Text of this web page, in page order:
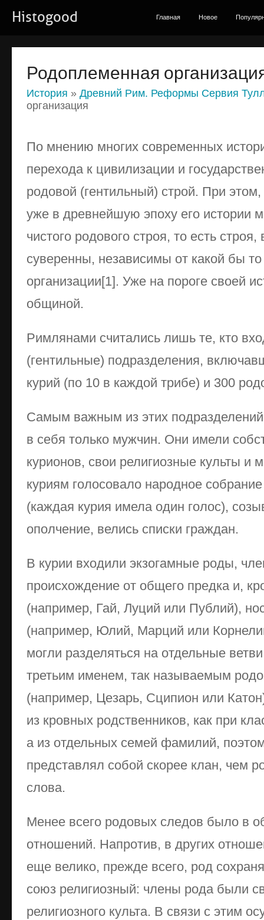
Histogood Главная Новое
Родоплеменная
История » Древний Рим. Реформы Сервия
организация
По мнению многих современных
перехода к цивилизации и
родовой (гентильный) строй. При этом,
уже в древнейшую эпоху его истории
чистого родового строя, то есть
суверенны, независимы от какой бы
организации[1]. Уже на пороге своей
общиной.
Римлянами считались лишь те, кто
(гентильные) подразделения,
курий (по 10 в каждой трибе) и 300
Самым важным из этих
в себя только мужчин. Они имели
курионов, свои религиозные культы и
куриям голосовало народное
(каждая курия имела один голос),
ополчение, велись списки граждан.
В курии входили экзогамные роды,
происхождение от общего предка и,
(например, Гай, Луций или Публий),
(например, Юлий, Марций или
могли разделяться на отдельные
третьим именем, так называемым
(например, Цезарь, Сципион или
из кровных родственников, как при
а из отдельных семей фамилий,
представлял собой скорее клан, чем
слова.
Менее всего родовых следов было в
отношений. Напротив, в других
еще велико, прежде всего, род
союз религиозный: члены рода были
религиозного культа. В связи с этим